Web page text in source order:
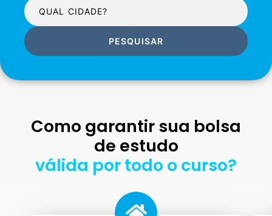
PESQUISAR
Como garantir sua bolsa
de estudo
válida por todo o curso?